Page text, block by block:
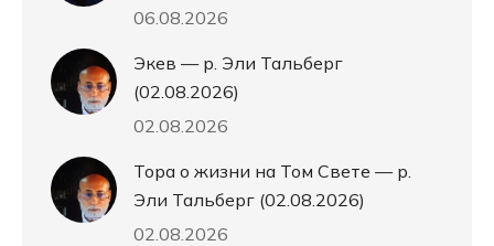
06.08.2026
Экев — р. Эли Тальберг
(02.08.2026)
02.08.2026
Тора о жизни на Том Свете — р.
Эли Тальберг (02.08.2026)
02.08.2026